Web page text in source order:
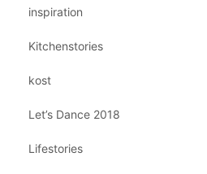
inspiration
Kitchenstories
kost
Let’s Dance 2018
Lifestories